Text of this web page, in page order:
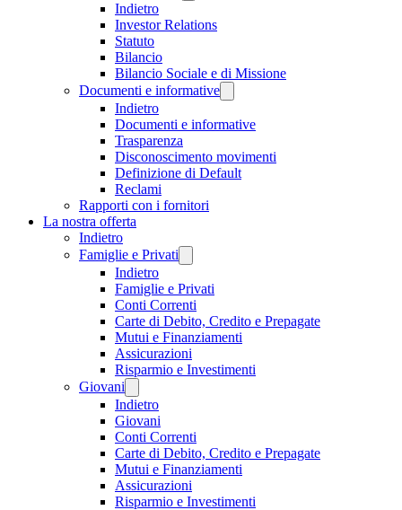
Indietro
Investor Relations
Statuto
Bilancio
Bilancio Sociale e di Missione
Documenti e informative
Indietro
Documenti e informative
Trasparenza
Disconoscimento movimenti
Definizione di Default
Reclami
Rapporti con i fornitori
La nostra offerta
Indietro
Famiglie e Privati
Indietro
Famiglie e Privati
Conti Correnti
Carte di Debito, Credito e Prepagate
Mutui e Finanziamenti
Assicurazioni
Risparmio e Investimenti
Giovani
Indietro
Giovani
Conti Correnti
Carte di Debito, Credito e Prepagate
Mutui e Finanziamenti
Assicurazioni
Risparmio e Investimenti